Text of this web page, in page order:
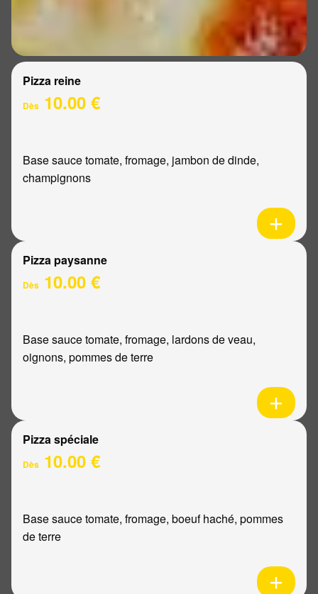
Pizza reine
Dès 10.00 €
Base sauce tomate, fromage, jambon de dinde,
champignons
Pizza paysanne
Dès 10.00 €
Base sauce tomate, fromage, lardons de veau,
oignons, pommes de terre
Pizza spéciale
Dès 10.00 €
Base sauce tomate, fromage, boeuf haché, pommes
de terre